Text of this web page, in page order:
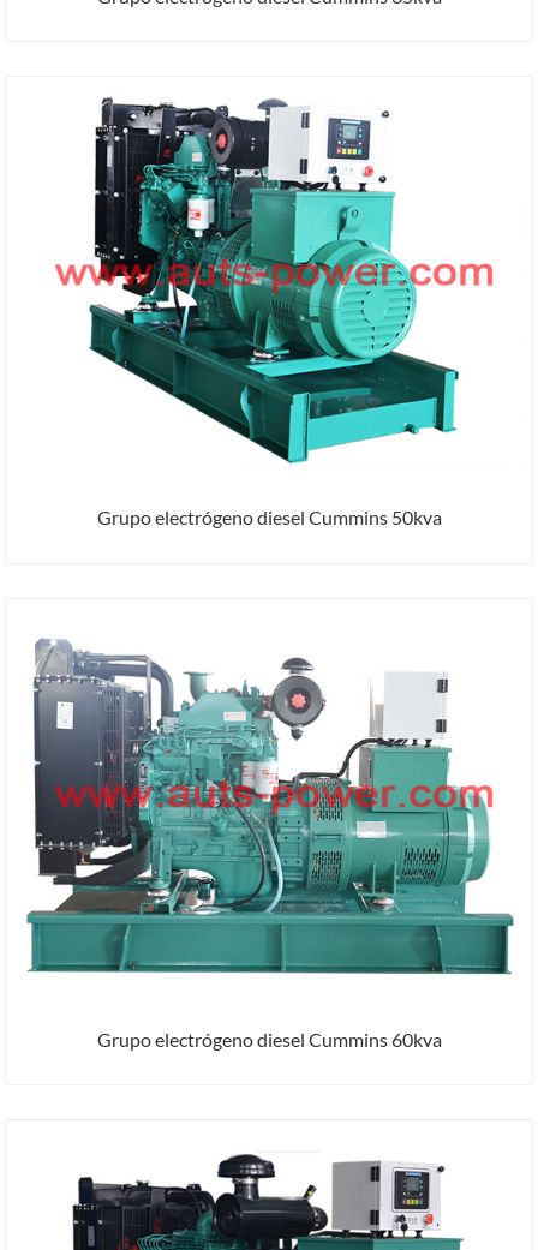
Grupo electrógeno diesel Cummins 50kva
Grupo electrógeno diesel Cummins 60kva